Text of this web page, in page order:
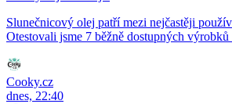
Slunečnicový olej patří mezi nejčastěji
Otestovali jsme 7 běžně dostupných
Cooky.cz
dnes, 22:40